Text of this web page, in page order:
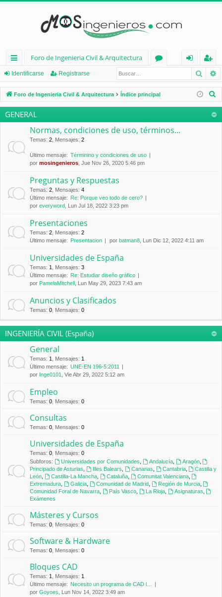
nl
ac
es
rá
d
Foro de Ingenieria Civil & Arquitectura
os
nt
ifi
eg
ist
ra
Identificarse Registrarse
Foro de Ingenieria Civil & Arquitectura Índice principal
GENERAL
Normas, condiciones de uso, términos...
Temas: 2 Mensajes: 2
Último mensaje: Términino y condiciones de uso
por mosingenieros , Jue Nov 26, 2020 5:46 pm
Preguntas y Respuestas
Temas: 2 Mensajes: 4
Último mensaje: Re: Porque veo todo de cero?
por everyword , Lun Jul 18, 2022 3:23 pm
Presentaciones
Temas: 2 Mensajes: 2
Último mensaje: Presentacion por batman8 , Lun Dic 12, 2022 4:11 am
Universidades de España
Temas: 1 Mensajes: 3
Último mensaje: Re: Estudiar diseño gráfico
por PamelaMitchell , Lun May 29, 2023 7:43 am
Anuncios y Clasificados
Temas: 0 Mensajes: 0
INGENIERÍA CIVIL (España)
General
Temas: 1 Mensajes: 1
Último mensaje: UNE-EN 196-5:2011
por Inge0101 , Vie Abr 29, 2022 5:12 am
Empleo
Temas: 0 Mensajes: 0
Consultas
Temas: 0 Mensajes: 0
Universidades de España
Temas: 0 Mensajes: 0
Subforos:
Universidades por Comunidades Andalucía, Aragón,
Principado de Asturias
Illes Balears Canarias Cantabria,
Castilla y
León
Castilla-La Mancha, Cataluña, Comunitat Valenciana,
Extremadura
Galicia, Comunidad de Madrid, Región de Murcia,
Comunidad Foral de Navarra
País Vasco, La Rioja, Asignaturas
Exámenes
Másteres y Cursos
Temas: 0 Mensajes: 0
Software & Hardware
Temas: 0 Mensajes: 0
Bloques CAD
Temas: 1 Mensajes: 1
Último mensaje: Necesito un programa de CAD l…
por Goyoes , Lun Nov 14, 2022 3:49 am